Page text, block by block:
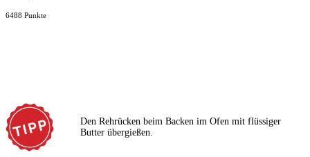
6488 Punkte
Den Rehrücken beim Backen im Ofen mit flüssiger
Butter übergießen.